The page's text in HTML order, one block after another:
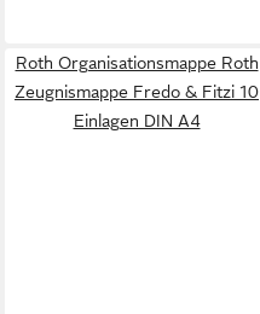
Roth Organisationsmappe Roth
Zeugnismappe Fredo & Fitzi 10
Einlagen DIN A4